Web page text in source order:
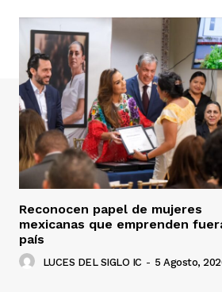
Reconocen papel de mujeres
mexicanas que emprenden
país
LUCES DEL SIGLO IC - 5 Agosto,